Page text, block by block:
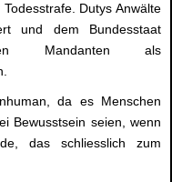
Dutys Anwälte
und dem Bundesstaat
Mandanten als
da es Menschen
Bewusstsein seien, wenn
das schliesslich zum